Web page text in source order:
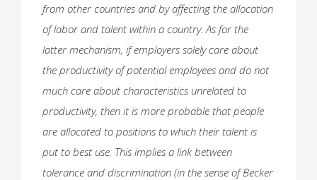
from other countries and by affecting the allocation
of labor and talent within a country. As for the
latter mechanism, if employers solely care about
the productivity of potential employees and do not
much care about characteristics unrelated to
productivity, then it is more probable that people
are allocated to positions to which their talent is
put to best use. This implies a link between
tolerance and discrimination (in the sense of Becker